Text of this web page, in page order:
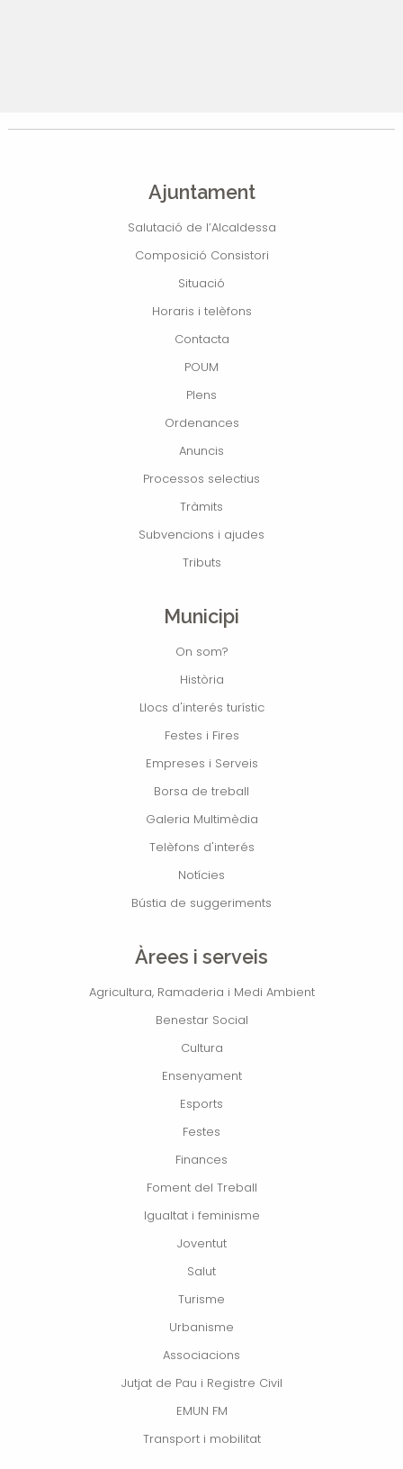
Ajuntament
Salutació de l’Alcaldessa
Composició Consistori
Situació
Horaris i telèfons
Contacta
POUM
Plens
Ordenances
Anuncis
Processos selectius
Tràmits
Subvencions i ajudes
Tributs
Municipi
On som?
Història
Llocs d'interés turístic
Festes i Fires
Empreses i Serveis
Borsa de treball
Galeria Multimèdia
Telèfons d'interés
Notícies
Bústia de suggeriments
Àrees i serveis
Agricultura, Ramaderia i Medi Ambient
Benestar Social
Cultura
Ensenyament
Esports
Festes
Finances
Foment del Treball
Igualtat i feminisme
Joventut
Salut
Turisme
Urbanisme
Associacions
Jutjat de Pau i Registre Civil
EMUN FM
Transport i mobilitat